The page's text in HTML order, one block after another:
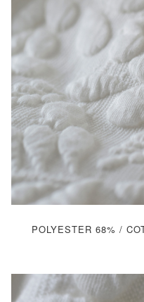
POLYESTER 68% /